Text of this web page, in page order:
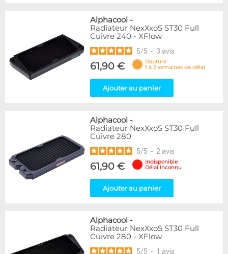
Alphacool -
Radiateur NexXxoS ST30 Full
Cuivre 240 - XFlow
5/5 - 3 avis
61,90 €
Rupture
1 à 2 semaines de délai
Ajouter au panier
Alphacool -
Radiateur NexXxoS ST30 Full
Cuivre 280
5/5 - 2 avis
61,90 €
Indisponible
Délai inconnu
Ajouter au panier
Alphacool -
Radiateur NexXxoS ST30 Full
Cuivre 280 - XFlow
5/5 - 1 avis